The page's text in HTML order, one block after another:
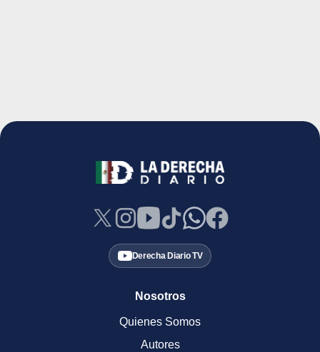
Derecha Diario TV
Nosotros
Quienes Somos
Autores